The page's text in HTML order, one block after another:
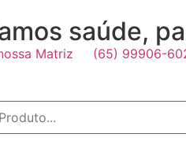
saúde,
Matriz (65) 99906-